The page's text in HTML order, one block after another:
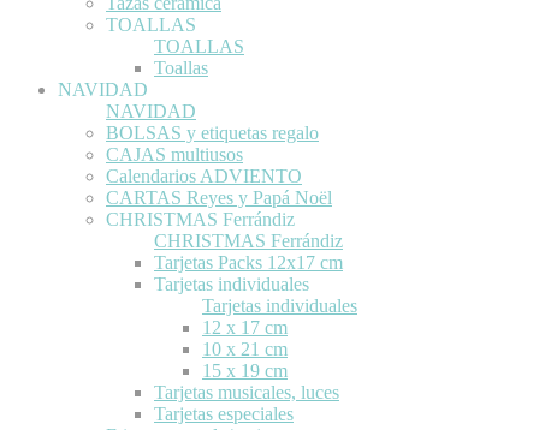
TOALLAS
TOALLAS
Toallas
NAVIDAD
NAVIDAD
BOLSAS y etiquetas regalo
CAJAS multiusos
Calendarios ADVIENTO
CARTAS Reyes y Papá Noël
CHRISTMAS Ferrándiz
CHRISTMAS Ferrándiz
Tarjetas Packs 12x17 cm
Tarjetas individuales
Tarjetas individuales
12 x 17 cm
10 x 21 cm
15 x 19 cm
Tarjetas musicales, luces
Tarjetas especiales